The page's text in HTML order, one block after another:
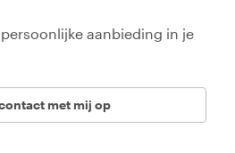
aanbieding in je
met mij op